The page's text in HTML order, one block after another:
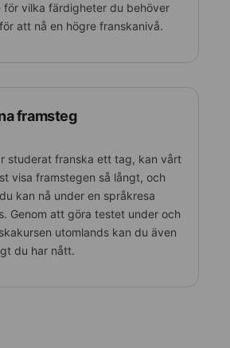
för vilka färdigheter du behöver
att nå en högre franskanivå.
framsteg
studerat franska ett tag, kan vårt
visa framstegen så långt, och
kan nå under en språkresa
Genom att göra testet under och
utomlands kan du även
du har nått.